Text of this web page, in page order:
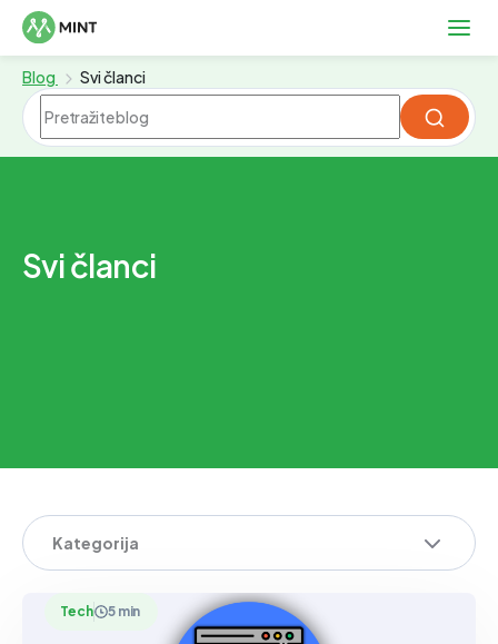
Blog Svi članci
Svi članci
Tech 5 min
Kategorija